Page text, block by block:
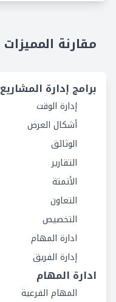
مقارنة المميزات
برامج إدارة المشاريع
إدارة الوقت
أشكال العرض
الوثائق
التقارير
الأتمتة
التعاون
التخصيص
ادارة المهام
إدارة الفريق
ادارة المهام
المهام الفرعية